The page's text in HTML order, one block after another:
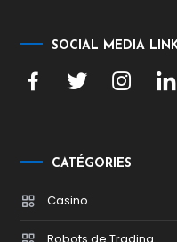
SOCIAL MEDIA
CATÉGORIES
Casino